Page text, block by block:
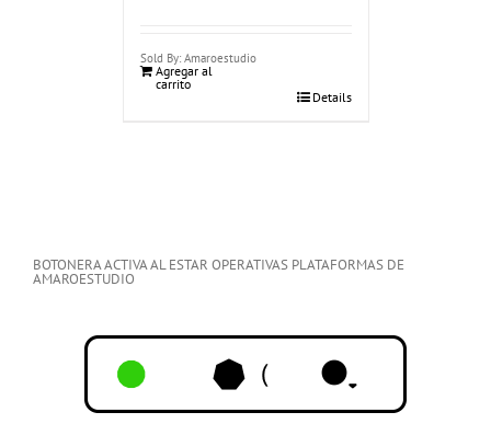
Sold By: Amaroestudio
Agregar al
carrito
Details
BOTONERA ACTIVA AL ESTAR OPERATIVAS PLATAFORMAS DE
AMAROESTUDIO